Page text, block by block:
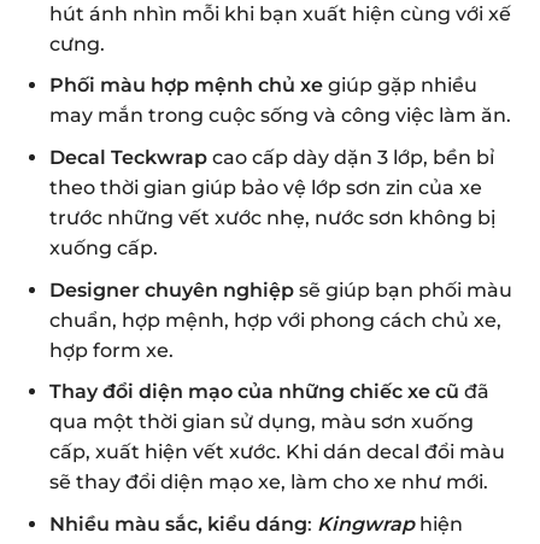
hút ánh nhìn mỗi khi bạn xuất hiện cùng với xế
cưng.
Phối màu hợp mệnh chủ xegiúp gặp nhiều
may mắn trong cuộc sống và công việc làm ăn.
Decal Teckwrapcao cấp dày dặn 3 lớp, bền bỉ
theo thời gian giúp bảo vệ lớp sơn zin của xe
trước những vết xước nhẹ, nước sơn không bị
xuống cấp.
Designer chuyên nghiệpsẽ giúp bạn phối màu
chuẩn, hợp mệnh, hợp với phong cách chủ xe,
hợp form xe.
Thay đổi diện mạo của những chiếc xe cũ đã
qua một thời gian sử dụng, màu sơn xuống
cấp, xuất hiện vết xước. Khi dán decal đổi màu
sẽ thay đổi diện mạo xe, làm cho xe như mới.
Nhiều màu sắc, kiểu dáng: Kingwraphiện